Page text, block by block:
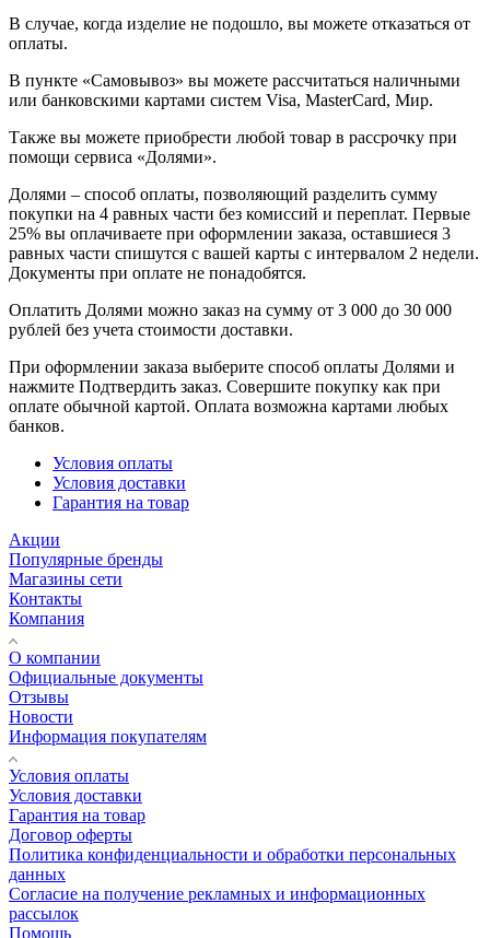
В случае, когда изделие не подошло, вы можете отказаться от
оплаты.
В пункте «Самовывоз» вы можете рассчитаться наличными
или банковскими картами систем Visa, MasterCard, Мир.
Также вы можете приобрести любой товар в рассрочку при
помощи сервиса «Долями».
Долями – способ оплаты, позволяющий разделить сумму
покупки на 4 равных части без комиссий и переплат. Первые
25% вы оплачиваете при оформлении заказа, оставшиеся 3
равных части спишутся с вашей карты с интервалом 2 недели.
Документы при оплате не понадобятся.
Оплатить Долями можно заказ на сумму от 3 000 до 30 000
рублей без учета стоимости доставки.
При оформлении заказа выберите способ оплаты Долями и
нажмите Подтвердить заказ. Совершите покупку как при
оплате обычной картой. Оплата возможна картами любых
банков.
Условия оплаты
Условия доставки
Гарантия на товар
Акции
Популярные бренды
Магазины сети
Контакты
Компания
О компании
Официальные документы
Отзывы
Новости
Информация покупателям
Условия оплаты
Условия доставки
Гарантия на товар
Договор оферты
Политика конфиденциальности и обработки персональных
данных
Согласие на получение рекламных и информационных
рассылок
Помощь